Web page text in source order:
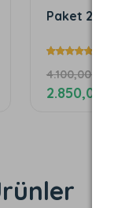
Paket 2
4.100,00 TL
2.850,00 TL